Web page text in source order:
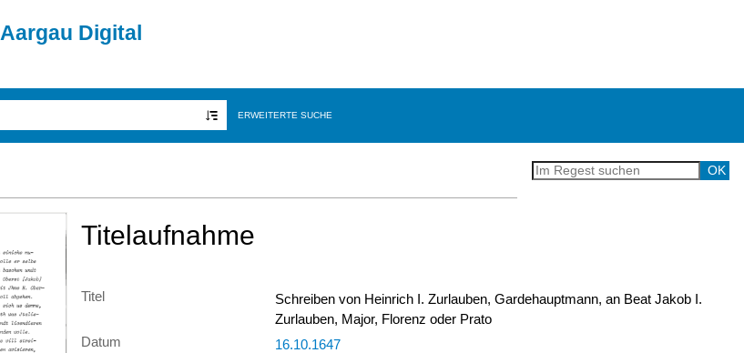
Aargau Digital
ERWEITERTE SUCHE
Titelaufnahme
Titel
Schreiben von Heinrich I. Zurlauben, Gardehauptmann, an Beat Jakob I.
Zurlauben, Major, Florenz oder Prato
Datum
16.10.1647